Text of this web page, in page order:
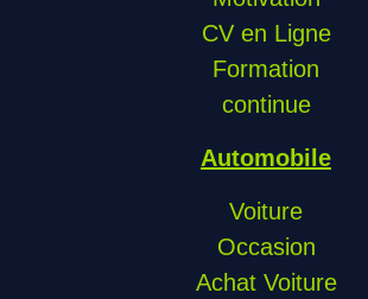
CV en Ligne
Formation
continue
Automobile
Voiture
Occasion
Achat Voiture